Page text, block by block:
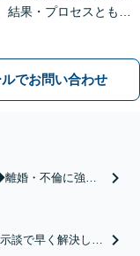
結果・プロセスともに
ルでお問い合わせ
婚・不倫に強い
い】【内密に解決
示談で早く解決した